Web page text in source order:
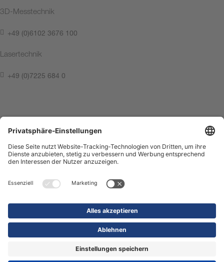
3D-Messtechnik
+49 (0)6102 3676 100
Lasertechnik
+49 (0)7225 684 0
Impressum
Compliance Center
Nutzungsbedingungen
Shop